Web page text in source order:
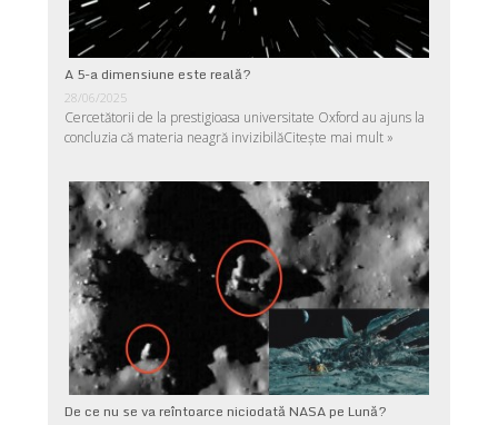
A 5-a dimensiune este reală?
28/06/2025
Cercetătorii de la prestigioasa universitate Oxford au ajuns la
concluzia că materia neagră invizibilăCitește mai mult »
De ce nu se va reîntoarce niciodată NASA pe Lună?